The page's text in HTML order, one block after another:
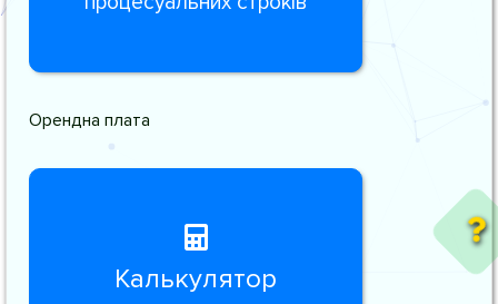
Орендна плата
Калькулятор